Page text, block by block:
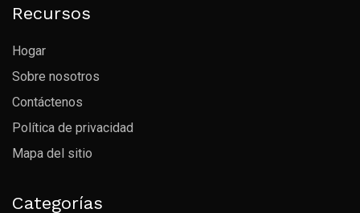
Recursos
Hogar
Sobre nosotros
Contáctenos
Política de privacidad
Mapa del sitio
Categorías